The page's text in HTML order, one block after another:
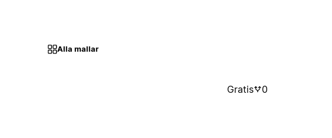
Alla mallar
Gratis 0